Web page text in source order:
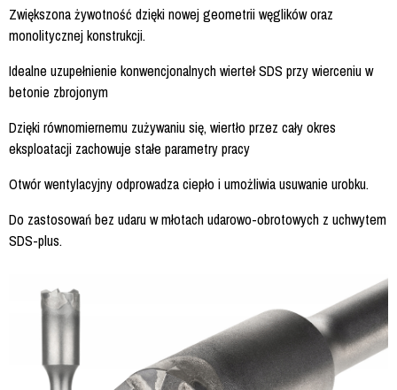
Zwiększona żywotność dzięki nowej geometrii węglików oraz
monolitycznej konstrukcji.
Idealne uzupełnienie konwencjonalnych wierteł SDS przy wierceniu w
betonie zbrojonym
Dzięki równomiernemu zużywaniu się, wiertło przez cały okres
eksploatacji zachowuje stałe parametry pracy
Otwór wentylacyjny odprowadza ciepło i umożliwia usuwanie urobku.
Do zastosowań bez udaru w młotach udarowo-obrotowych z uchwytem
SDS-plus.